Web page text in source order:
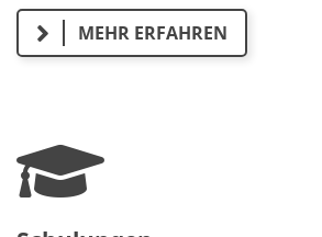
MEHR ERFAHREN